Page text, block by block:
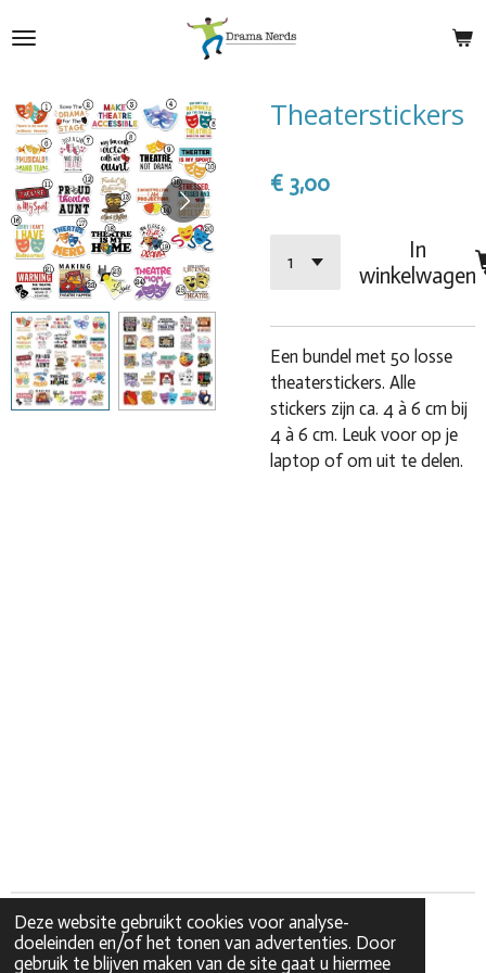
Deze website gebruikt cookies voor analyse-
doeleinden en/of het tonen van advertenties. Door
gebruik te blijven maken van de site gaat u hiermee
direct
de
hoofdinhoud
Theaterstickers
€ 3,00
In
winkelwagen
Een bundel met 50 losse
theaterstickers. Alle
stickers zijn ca. 4 à 6 cm bij
4 à 6 cm. Leuk voor op je
laptop of om uit te delen.